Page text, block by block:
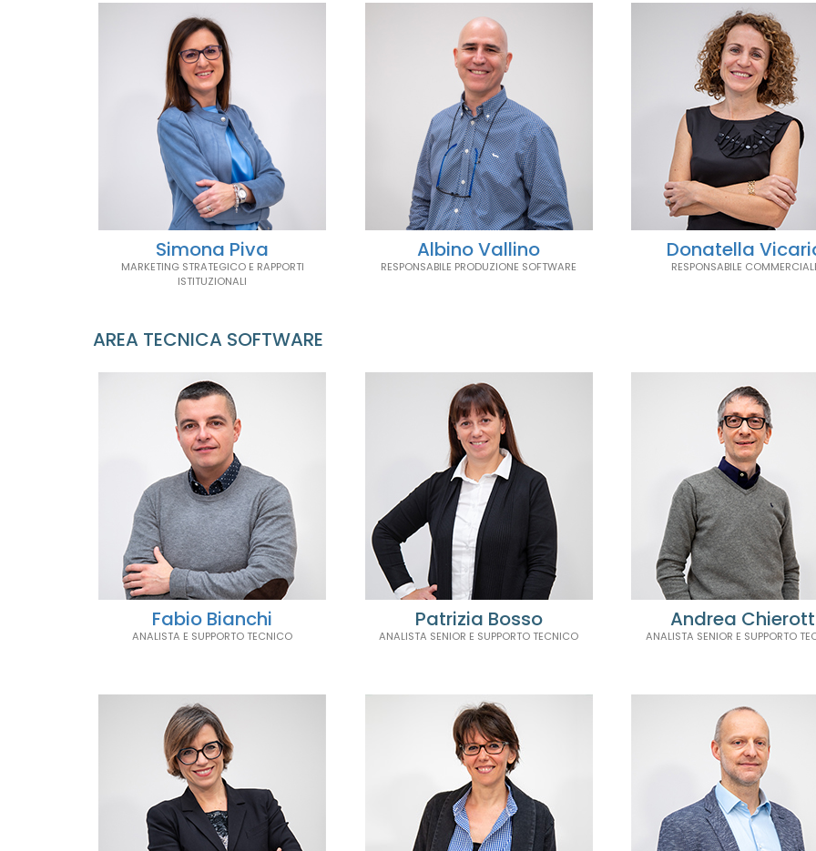
Simona Piva
MARKETING STRATEGICO E RAPPORTI
ISTITUZIONALI
Albino Vallino
RESPONSABILE PRODUZIONE SOFTWARE
Donatella
RESPONSABILE
AREA TECNICA SOFTWARE
Fabio Bianchi
ANALISTA E SUPPORTO TECNICO
Patrizia Bosso
ANALISTA SENIOR E SUPPORTO TECNICO
Andrea
ANALISTA SENIOR E SUPPORTO